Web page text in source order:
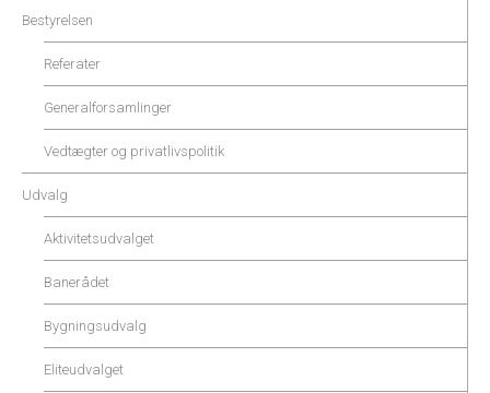
Bestyrelsen
Referater
Generalforsamlinger
Vedtægter og privatlivspolitik
Udvalg
Aktivitetsudvalget
Banerådet
Bygningsudvalg
Eliteudvalget